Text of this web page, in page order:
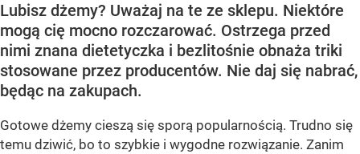
Lubisz dżemy? Uważaj na te ze sklepu. Niektóre
mogą cię mocno rozczarować. Ostrzega przed
nimi znana dietetyczka i bezlitośnie obnaża triki
stosowane przez producentów. Nie daj się nabrać,
będąc na zakupach.
Gotowe dżemy cieszą się sporą popularnością. Trudno się
temu dziwić, bo to szybkie i wygodne rozwiązanie. Zanim